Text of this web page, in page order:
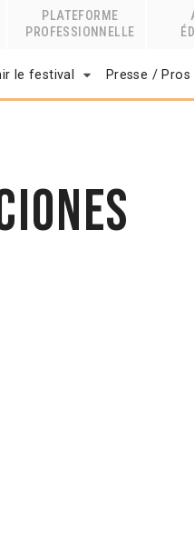
PLATEFORME
PROFESSIONNELLE
le festival Presse / Pros